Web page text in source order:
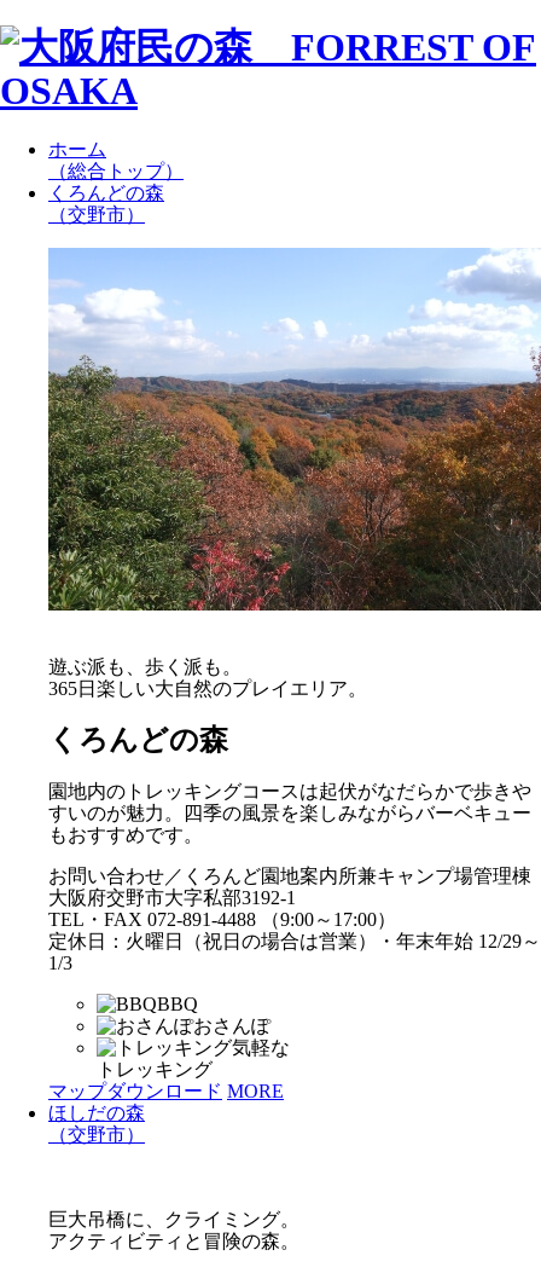
ホーム
（総合トップ）
くろんどの森
（交野市）
遊ぶ派も、歩く派も。
365日楽しい大自然のプレイエリア。
くろんどの森
園地内のトレッキングコースは起伏がなだらかで歩きや
すいのが魅力。四季の風景を楽しみながらバーベキュー
もおすすめです。
お問い合わせ／くろんど園地案内所兼キャンプ場管理棟
大阪府交野市大字私部3192-1
TEL・FAX 072-891-4488 （9:00～17:00）
定休日：火曜日（祝日の場合は営業）・年末年始 12/29～
1/3
BBQ
おさんぽ
気軽な
トレッキング
マップダウンロード MORE
ほしだの森
（交野市）
巨大吊橋に、クライミング。
アクティビティと冒険の森。